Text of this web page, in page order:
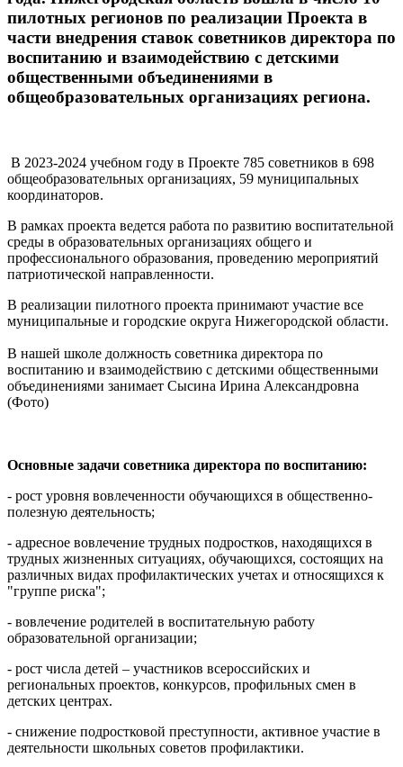
пилотных регионов по реализации Проекта в
части внедрения ставок советников директора по
воспитанию и взаимодействию с детскими
общественными объединениями в
общеобразовательных организациях региона.
В 2023-2024 учебном году в Проекте 785 советников в 698
общеобразовательных организациях, 59 муниципальных
координаторов.
В рамках проекта ведется работа по развитию воспитательной
среды в образовательных организациях общего и
профессионального образования, проведению мероприятий
патриотической направленности.
В реализации пилотного проекта принимают участие все
муниципальные и городские округа Нижегородской области.
В нашей школе должность советника директора по
воспитанию и взаимодействию с детскими общественными
объединениями занимает Сысина Ирина Александровна
(Фото)
Основные задачи советника директора по воспитанию:
- рост уровня вовлеченности обучающихся в общественно-
полезную деятельность;
- адресное вовлечение трудных подростков, находящихся в
трудных жизненных ситуациях, обучающихся, состоящих на
различных видах профилактических учетах и относящихся к
"группе риска";
- вовлечение родителей в воспитательную работу
образовательной организации;
- рост числа детей – участников всероссийских и
региональных проектов, конкурсов, профильных смен в
детских центрах.
- снижение подростковой преступности, активное участие в
деятельности школьных советов профилактики.